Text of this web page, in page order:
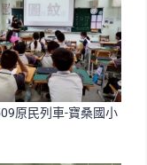
原民列車-寶桑國小